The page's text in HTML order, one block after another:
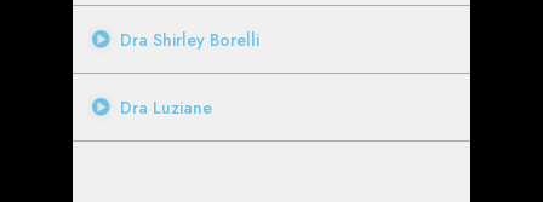
Dra Shirley Borelli
Dra Luziane